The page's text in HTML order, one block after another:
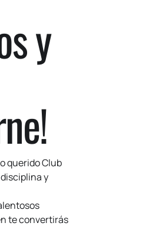
y
querido Club
y
te convertirás